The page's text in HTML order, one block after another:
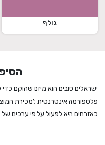
גולף
ישראלים טובים הוא מיזם שהוקם
פלטפורמה אינטרנטית למכירת
כאזרחים היא לפעול על פי ערכים
או משוזרת פרחים, להזמין